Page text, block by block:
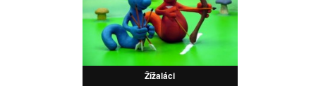
Žížaláci